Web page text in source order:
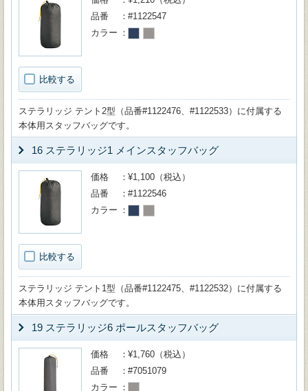
比較する
品番
#1122547
カラー
ステラリッジ テント2型（品番#1122476、#1122533）に付属する
本体用スタッフバッグです。
16 ステラリッジ1 メインスタッフバッグ
比較する
価格
¥1,100（税込）
品番
#1122546
カラー
ステラリッジ テント1型（品番#1122475、#1122532）に付属する
本体用スタッフバッグです。
19 ステラリッジ6 ポールスタッフバッグ
価格
¥1,760（税込）
品番
#7051079
カラー